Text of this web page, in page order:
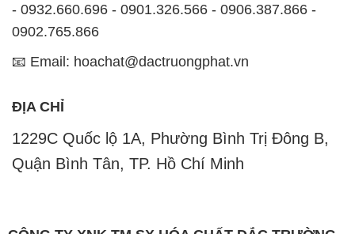
- 0932.660.696 - 0901.326.566 - 0906.387.866 -
0902.765.866
📧 Email: hoachat@dactruongphat.vn
ĐỊA CHỈ
1229C Quốc lộ 1A, Phường Bình Trị Đông B,
Quận Bình Tân, TP. Hồ Chí Minh